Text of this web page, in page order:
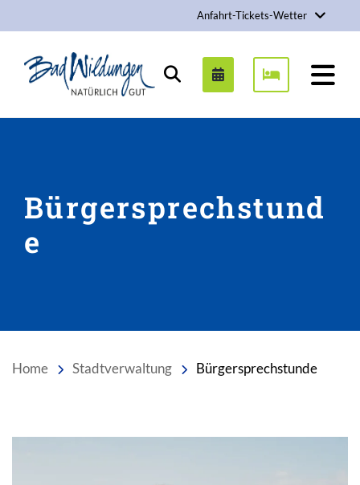
Anfahrt-Tickets-Wetter
Stadt Bad Wildungen
Suchen
Bürgersprechstund
e
Home Stadtverwaltung Bürgersprechstunde